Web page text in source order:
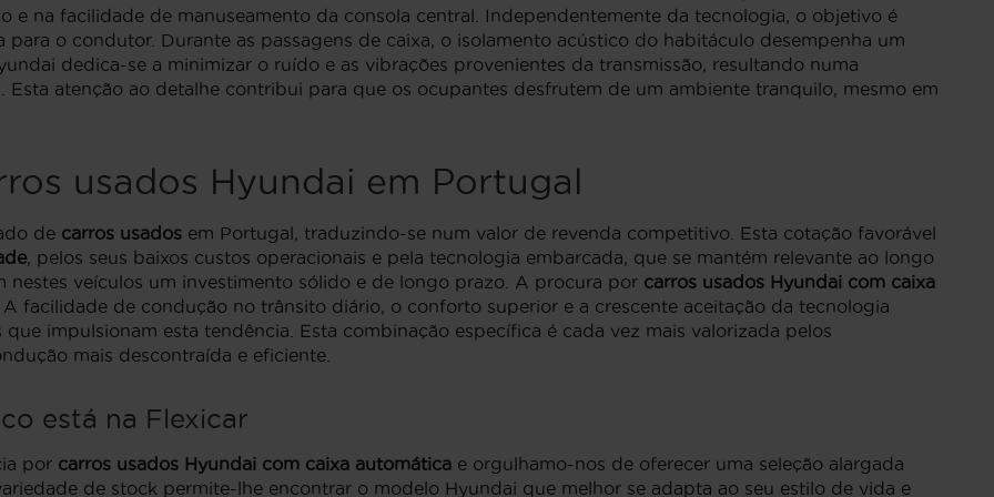
e na facilidade de manuseamento da consola central. Independentemente da tecnologia, o objetivo é
o condutor. Durante as passagens de caixa, o isolamento acústico do habitáculo desempenha um
dedica-se a minimizar o ruído e as vibrações provenientes da transmissão, resultando numa
Esta atenção ao detalhe contribui para que os ocupantes desfrutem de um ambiente tranquilo, mesmo em
usados Hyundai em Portugal
de carros usados em Portugal, traduzindo-se num valor de revenda competitivo. Esta cotação favorável
, pelos seus baixos custos operacionais e pela tecnologia embarcada, que se mantém relevante ao longo
veículos um investimento sólido e de longo prazo. A procura por carros usados Hyundai com caixa
facilidade de condução no trânsito diário, o conforto superior e a crescente aceitação da tecnologia
impulsionam esta tendência. Esta combinação específica é cada vez mais valorizada pelos
mais descontraída e eficiente.
está na Flexicar
por carros usados Hyundai com caixa automática e orgulhamo-nos de oferecer uma seleção alargada
de stock permite-lhe encontrar o modelo Hyundai que melhor se adapta ao seu estilo de vida e